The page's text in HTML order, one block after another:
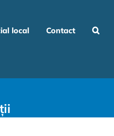
local Contact